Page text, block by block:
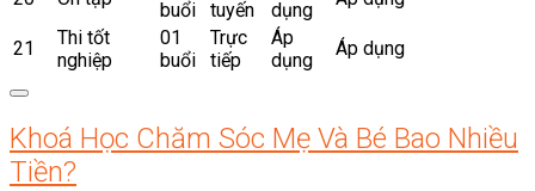
buổi
tuyến
dụng
21
Thi tốt
nghiệp
01
buổi
Trực
tiếp
Áp
dụng
Áp dụng
Khoá Học Chăm Sóc Mẹ Và Bé Bao Nhiều
Tiền?